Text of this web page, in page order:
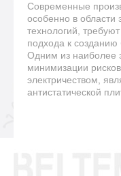
Современные
особенно в области
технологий,
подхода к созданию
Одним из наиболее
минимизации
электричеством,
антистатической